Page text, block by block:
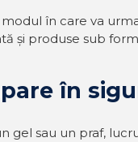
în care va
și produse sub
în
gel sau un praf,